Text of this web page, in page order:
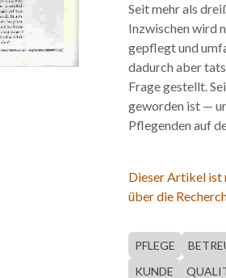
Seit mehr als
Inzwischen wird
gepflegt und
dadurch aber
Frage gestellt.
geworden ist —
Pflegenden auf
Dieser Artikel ist
über die
PFLEGE
KUNDE